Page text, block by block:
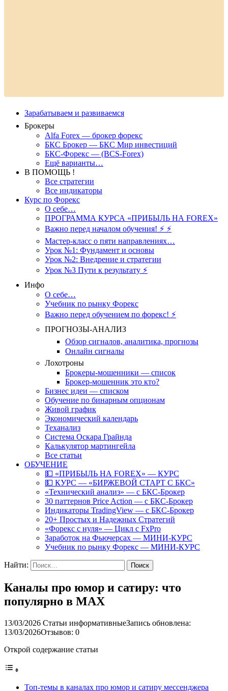
Зарабатываем и развиваемся
Брокеры
Alfa Forex — брокер форекс
БКС Брокер — БКС Мир инвестиций
БКС-Форекс — (BCS-Forex)
Ещё варианты…
В ПОМОЩЬ !
Все стратегии
Все индикаторы
Курс по Форекс
О себе…
ПРОГРАММА КУРСА «ПРИБЫЛЬ НА FOREX»
Важно перед началом обучения! ⚡ ⚡
Мастер-класс о пяти направлениях…
Урок №1: Фундамент и основы
Урок №2: Внедрение и стратегии
Урок №3 Пути к результату ⚡️
Инфо
О себе…
Учебник по рынку Форекс
Важно перед обучением по форекс! ⚡
ПРОГНОЗЫ-АНАЛИЗ
Обзор сигналов, аналитика, прогнозы
Онлайн сигналы
Лохотроны
Брокеры-мошенники — список
Брокер-мошенник это кто?
Бизнес идеи — списком
Обучение по бинарным опционам
Живой график
Экономический календарь
Теханализ
Система Оскара Грайнда
Калькулятор мартингейла
Все статьи
ОБУЧЕНИЕ
💵 «ПРИБЫЛЬ НА FOREX» — КУРС
💵 КУРС — «БИРЖЕВОЙ СТАРТ С БКС»
«Технический анализ» — с БКС-Брокер
30 паттернов Price Action — с БКС-Брокер
Индикаторы TradingView — с БКС-Брокер
20+ Простых и Надежных Стратегий
«Форекс с нуля» — Цикл с FxPro
Заработок на Фьючерсах — МИНИ-КУРС
Учебник по рынку Форекс — МИНИ-КУРС
Найти:
Каналы про юмор и сатиру: что
популярно в MAX
13/03/2026 Статьи информативныеЗапись обновлена:
13/03/2026Отзывов: 0
Открой содержание статьи
Топ-темы в каналах про юмор и сатиру мессенджера